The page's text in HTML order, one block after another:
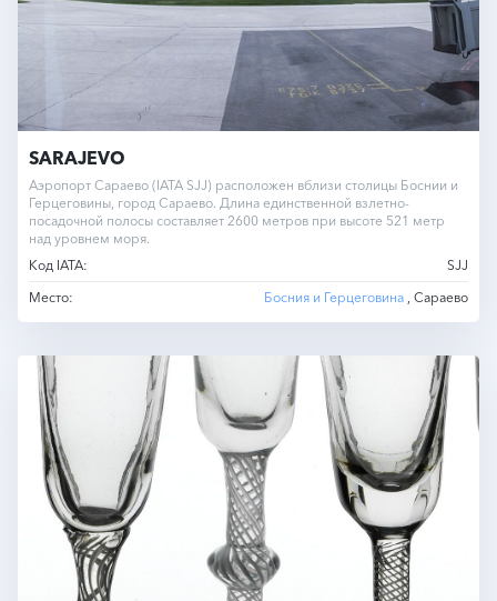
SARAJEVO
Аэропорт Сараево (IATA SJJ) расположен вблизи столицы Боснии и
Герцеговины, город Сараево. Длина единственной взлетно-
посадочной полосы составляет 2600 метров при высоте 521 метр
над уровнем моря.
Код IATA:
SJJ
Место:
Босния и Герцеговина , Сараево